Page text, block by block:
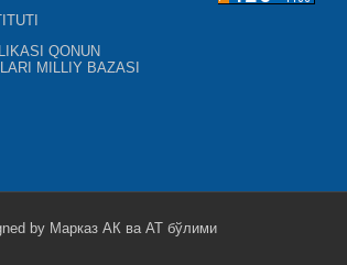
QONUN
MILLIY BAZASI
by Марказ АК ва АТ бўлими